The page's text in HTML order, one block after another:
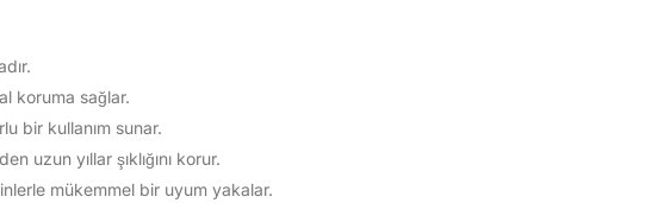
koruma sağlar.
bir kullanım sunar.
uzun yıllar şıklığını korur.
mükemmel bir uyum yakalar.